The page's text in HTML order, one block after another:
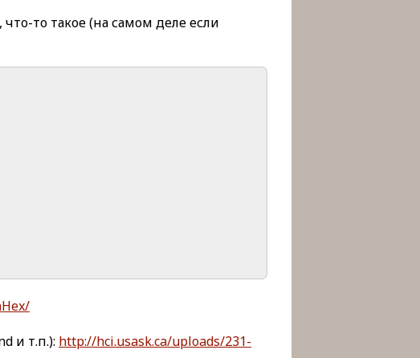
что-то такое (на самом деле если
и т.п.): http://hci.usask.ca/uploads/231-